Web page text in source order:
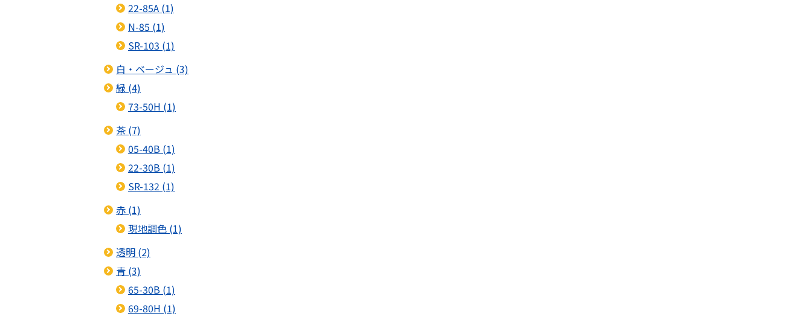
22-85A (1)
N-85 (1)
SR-103 (1)
白・ベージュ (3)
緑 (4)
73-50H (1)
茶 (7)
05-40B (1)
22-30B (1)
SR-132 (1)
赤 (1)
現地調色 (1)
透明 (2)
青 (3)
65-30B (1)
69-80H (1)